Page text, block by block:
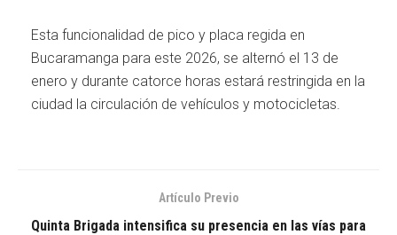
Esta funcionalidad de pico y placa regida en
Bucaramanga para este 2026, se alternó el 13 de
enero y durante catorce horas estará restringida en la
ciudad la circulación de vehículos y motocicletas.
Artículo Previo
Quinta Brigada intensifica su presencia en las vías para